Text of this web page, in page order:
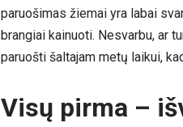
paruošimas žiemai yra labai
brangiai kainuoti. Nesvarbu, ar
paruošti šaltajam metų laikui,
Visų pirma –